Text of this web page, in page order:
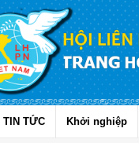
TIN TỨC Khởi nghiệp